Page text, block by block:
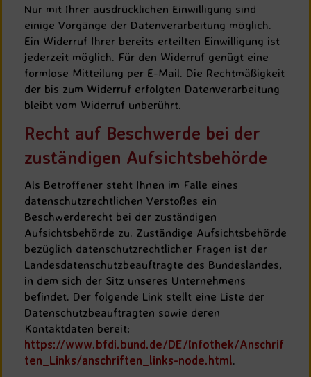
Nur mit Ihrer ausdrücklichen Einwilligung sind
einige Vorgänge der Datenverarbeitung möglich.
Ein Widerruf Ihrer bereits erteilten Einwilligung ist
jederzeit möglich. Für den Widerruf genügt eine
formlose Mitteilung per E-Mail. Die Rechtmäßigkeit
der bis zum Widerruf erfolgten Datenverarbeitung
bleibt vom Widerruf unberührt.
Recht auf Beschwerde bei der
zuständigen Aufsichtsbehörde
Als Betroffener steht Ihnen im Falle eines
datenschutzrechtlichen Verstoßes ein
Beschwerderecht bei der zuständigen
Aufsichtsbehörde zu. Zuständige Aufsichtsbehörde
bezüglich datenschutzrechtlicher Fragen ist der
Landesdatenschutzbeauftragte des Bundeslandes,
in dem sich der Sitz unseres Unternehmens
befindet. Der folgende Link stellt eine Liste der
Datenschutzbeauftragten sowie deren
Kontaktdaten bereit:
https://www.bfdi.bund.de/DE/Infothek/Anschrif
ten_Links/anschriften_links-node.html.